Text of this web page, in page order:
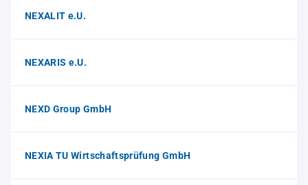
NEXALIT e.U.
NEXARIS e.U.
NEXD Group GmbH
NEXIA TU Wirtschaftsprüfung GmbH